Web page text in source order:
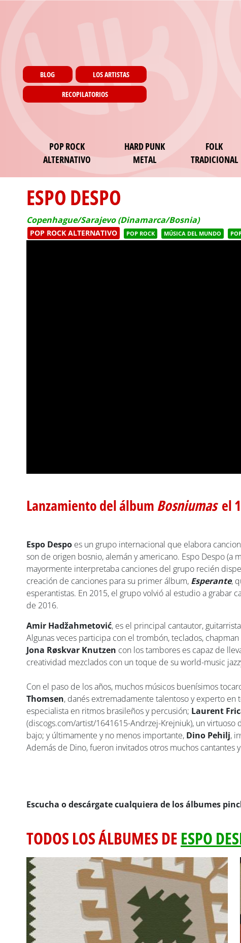
PagesBLOG LOS ARTISTAS
RECOPILATORIOS
POP ROCK
ALTERNATIVO
HARD PUNK
METAL
FOLK
TRADICIONAL
ESPO DESPO
Copenhague/Sarajevo (Dinamarca/Bosnia)
POP ROCK ALTERNATIVO POP ROCK MÚSICA DEL MUNDO
Lanzamiento del álbum Bosniumasel
Espo Despo es un grupo internacional que elabora
son de origen bosnio, alemán y americano. Espo Despo
mayormente interpretaba canciones del grupo recién
creación de canciones para su primer álbum, Esperante,
esperantistas. En 2015, el grupo volvió al estudio a grabar
de 2016.
Amir Hadžahmetović, es el principal cantautor,
Algunas veces participa con el trombón, teclados,
Jona Røskvar Knutzen con los tambores es capaz de
creatividad mezclados con un toque de su world-music
Con el paso de los años, muchos músicos buenísimos
Thomsen, danés extremadamente talentoso y experto en
especialista en ritmos brasileños y percusión; Laurent
(discogs.com/artist/1641615-Andrzej-Krejniuk), un
bajo; y últimamente y no menos importante, Dino Pehilj,
Además de Dino, fueron invitados otros muchos cantantes
Escucha o descárgate cualquiera de los álbumes
TODOS LOS ÁLBUMES DE ESPO